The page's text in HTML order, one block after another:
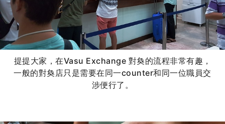
提提大家，在Vasu Exchange 對奐的流程非常有趣，
一般的對奐店只是需要在同一counter和同一位職員交
涉便行了。